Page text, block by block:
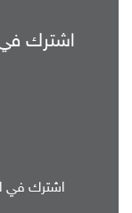
اشترك في
اشترك في